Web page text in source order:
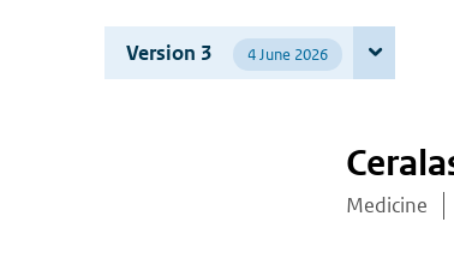
here:
Version 3 4 June 2026
Medicine